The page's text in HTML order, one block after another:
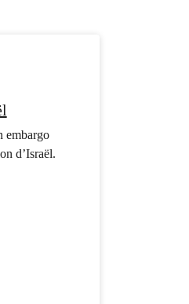
embargo
d’Israël.